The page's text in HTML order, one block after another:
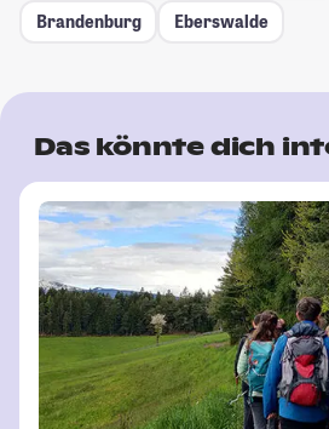
Brandenburg
Eberswalde
Das könnte dich